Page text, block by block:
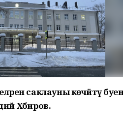
саклауны көчәйтү
Хәбиров.